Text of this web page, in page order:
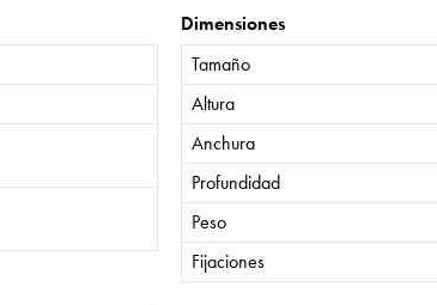
Dimensiones
Tamaño
Altura
Anchura
Profundidad
Peso
Fijaciones